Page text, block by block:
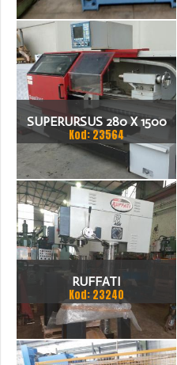
SUPERURSUS 280 X 1500
TOKARKA
Kod: 23564
RUFFATI
Kod: 23240